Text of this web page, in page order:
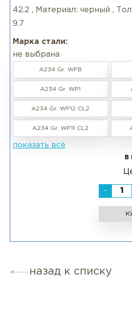
42.2 , Материал: черный ,
9.7
Марка стали:
не выбрана
A234 Gr. WPB
A234 Gr. WP1
A234 Gr. WP12 CL2
A234 Gr. WP11 CL2
показать всё
В
-
назад к списку